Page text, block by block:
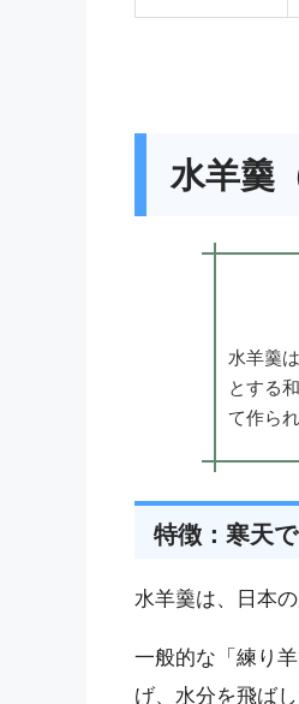
水羊羹
水羊羹
とする
て作られ
特徴：寒天
水羊羹は、日本
一般的な「練り
げ、水分を飛ば